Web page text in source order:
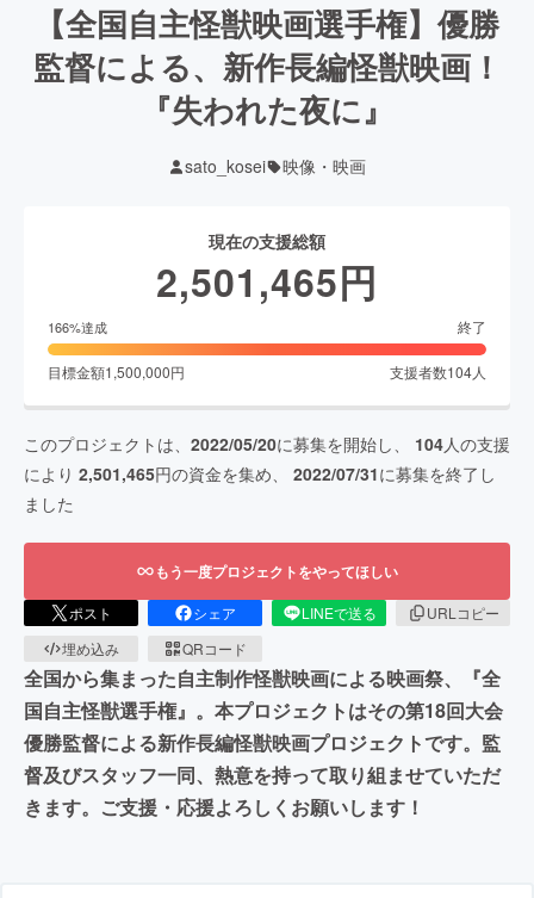
【全国自主怪獣映画選手権】優勝
監督による、新作長編怪獣映画！
『失われた夜に』
sato_kosei 映像・映画
現在の支援総額
2,501,465円
166%達成 終了
目標金額1,500,000円 支援者数104人
このプロジェクトは、 2022/05/20に募集を開始し、 104人の支援
により 2,501,465円の資金を集め、 2022/07/31に募集を終了し
ました
もう一度プロジェクトをやってほしい
ポスト シェア LINEで送る
URLコピー
埋め込み
QRコード
全国から集まった自主制作怪獣映画による映画祭、『全
国自主怪獣選手権』。本プロジェクトはその第18回大会
優勝監督による新作長編怪獣映画プロジェクトです。監
督及びスタッフ一同、熱意を持って取り組ませていただ
きます。ご支援・応援よろしくお願いします！